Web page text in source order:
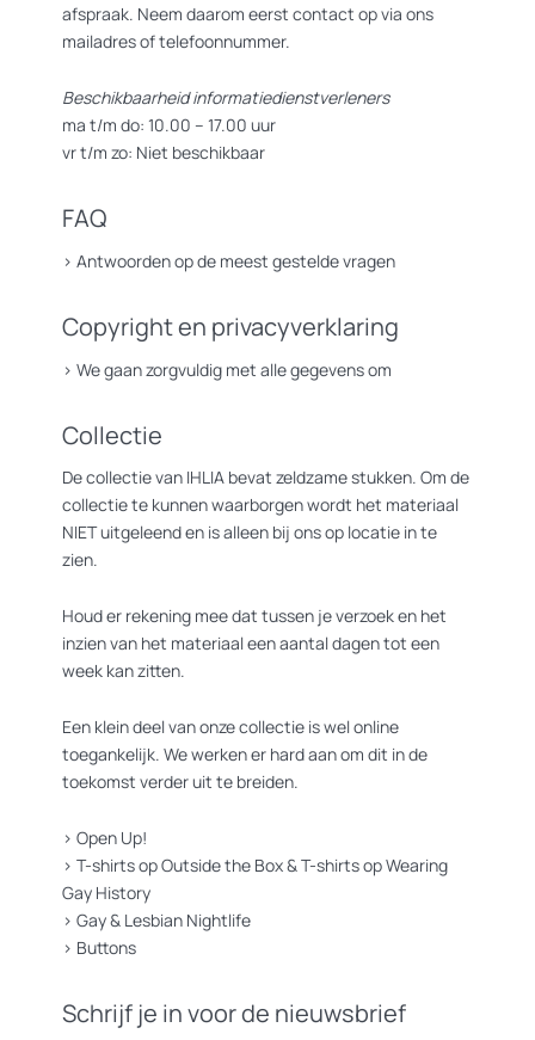
afspraak. Neem daarom eerst contact op via ons
mailadres of telefoonnummer.
Beschikbaarheid informatiedienstverleners
ma t/m do: 10.00 – 17.00 uur
vr t/m zo: Niet beschikbaar
FAQ
> Antwoorden op de meest gestelde vragen
Copyright en privacyverklaring
> We gaan zorgvuldig met alle gegevens om
Collectie
De collectie van IHLIA bevat zeldzame stukken. Om de
collectie te kunnen waarborgen wordt het materiaal
NIET uitgeleend en is alleen bij ons op locatie in te
zien.
Houd er rekening mee dat tussen je verzoek en het
inzien van het materiaal een aantal dagen tot een
week kan zitten.
Een klein deel van onze collectie is wel online
toegankelijk. We werken er hard aan om dit in de
toekomst verder uit te breiden.
> Open Up!
> T-shirts op Outside the Box&T-shirts op Wearing
Gay History
> Gay & Lesbian Nightlife
> Buttons
Schrijf je in voor de nieuwsbrief